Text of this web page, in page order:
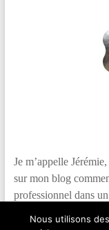
Je m’appelle
sur mon blog
professionnel dans
Nous utilisons